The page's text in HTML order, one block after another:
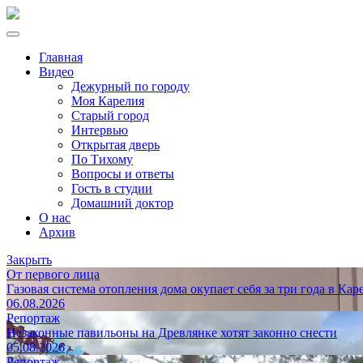
Главная
Видео
Дежурный по городу
Моя Карелия
Старый город
Интервью
Открытая дверь
По Тихому
Вопросы и ответы
Гость в студии
Домашний доктор
О нас
Архив
Закрыть
От первого лица
Газовая система отопления дома окупает себя за три года в
06.08.2026
Репортаж
Незаконные павильоны на Древлянке хотят законно снести
05.08.2026